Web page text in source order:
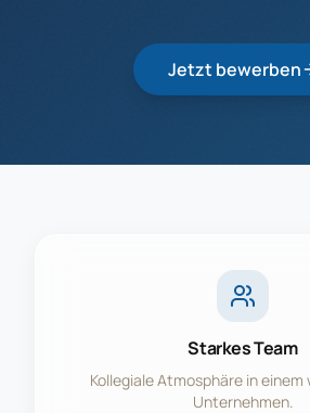
Jetzt bewerben
Starkes Team
Kollegiale Atmosphäre in
Unternehmen.